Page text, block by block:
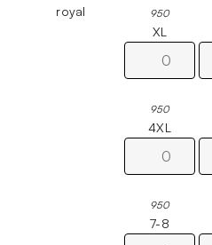
royal 950
XL
950
4XL
950
7-8